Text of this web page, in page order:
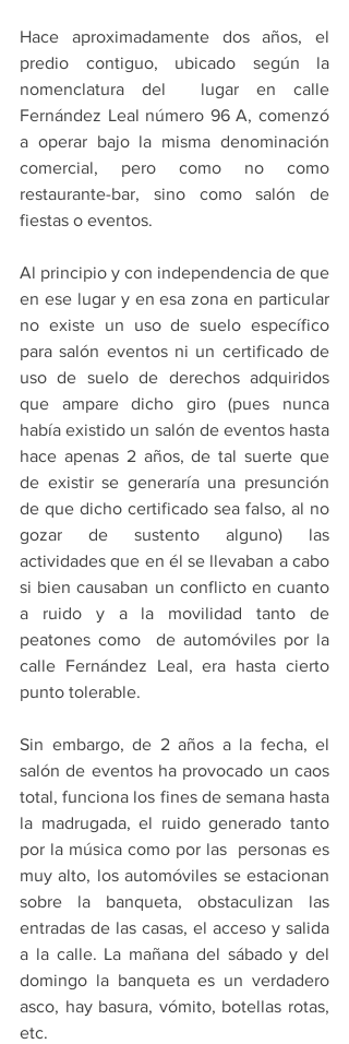
Hace aproximadamente dos años, el
predio contiguo, ubicado según la
nomenclatura del  lugar en calle
Fernández Leal número 96 A, comenzó
a operar bajo la misma denominación
comercial, pero como no como
restaurante-bar, sino como salón de
fiestas o eventos.
Al principio y con independencia de que
en ese lugar y en esa zona en particular
no existe un uso de suelo específico
para salón eventos ni un certificado de
uso de suelo de derechos adquiridos
que ampare dicho giro (pues nunca
había existido un salón de eventos hasta
hace apenas 2 años, de tal suerte que
de existir se generaría una presunción
de que dicho certificado sea falso, al no
gozar de sustento alguno) las
actividades que en él se llevaban a cabo
si bien causaban un conflicto en cuanto
a ruido y a la movilidad tanto de
peatones como  de automóviles por la
calle Fernández Leal, era hasta cierto
punto tolerable.
Sin embargo, de 2 años a la fecha, el
salón de eventos ha provocado un caos
total, funciona los fines de semana hasta
la madrugada, el ruido generado tanto
por la música como por las  personas es
muy alto, los automóviles se estacionan
sobre la banqueta, obstaculizan las
entradas de las casas, el acceso y salida
a la calle. La mañana del sábado y del
domingo la banqueta es un verdadero
asco, hay basura, vómito, botellas rotas,
etc.